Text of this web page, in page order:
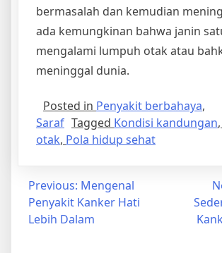
bermasalah dan kemudian
ada kemungkinan bahwa janin
mengalami lumpuh otak atau
meninggal dunia.
Posted in Penyakit berbahaya,
Saraf Tagged Kondisi kandungan,
otak, Pola hidup sehat
Post
navigation
Previous: Mengenal
Penyakit Kanker Hati
Lebih Dalam